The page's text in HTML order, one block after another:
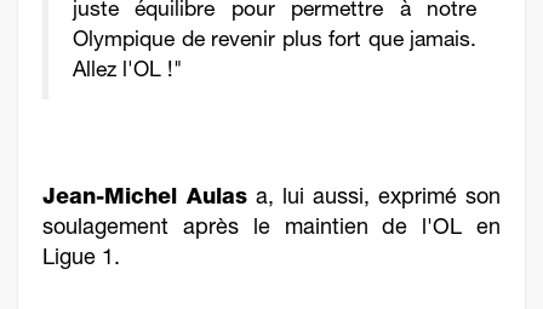
juste équilibre pour permettre à notre
Olympique de revenir plus fort que jamais.
Allez l'OL !"
Jean-Michel Aulas a, lui aussi, exprimé son
soulagement après le maintien de l'OL en
Ligue 1.